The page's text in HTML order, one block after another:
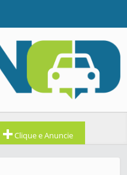
Clique e Anuncie